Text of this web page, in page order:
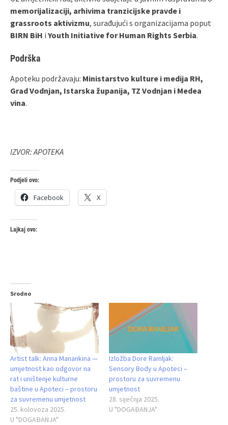
memorijalizaciji, arhivima tranzicijske pravde i
grassroots aktivizmu, surađujući s organizacijama poput
BIRN BiH i Youth Initiative for Human Rights Serbia.
Podrška
Apoteku podržavaju: Ministarstvo kulture i medija RH,
Grad Vodnjan, Istarska županija, TZ Vodnjan i Medea
vina.
IZVOR: APOTEKA
Podjeli ovo:
Facebook X
Lajkaj ovo:
Srodno
Artist talk: Anna Manankina —
umjetnost kao odgovor na
rat i uništenje kulturne
baštine u Apoteci – prostoru
za suvremenu umjetnost
25. kolovoza 2025.
U "DOGAĐANJA"
Izložba Dore Ramljak:
Sensory Body u Apoteci –
prostoru za suvremenu
umjetnost
28. siječnja 2025.
U "DOGAĐANJA"